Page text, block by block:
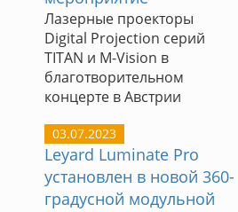
Лазерные проекторы
Digital Projection серий
TITAN и M-Vision в
благотворительном
концерте в Австрии
03.07.2023
Leyard Luminate Pro
установлен в новой 360-
градусной модульной